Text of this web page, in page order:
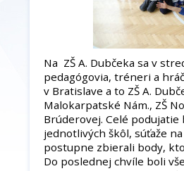
Na ZŠ A. Dubčeka sa v
pedagógovia, tréneri a
v Bratislave a to ZŠ A.
Malokarpatské Nám., ZŠ
Brúderovej. Celé
jednotlivých škôl, súťaže
postupne zbierali body,
Do poslednej chvíle boli